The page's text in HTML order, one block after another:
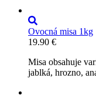
Ovocná misa 1kg
19.90 €
Misa obsahuje
jablká, hrozno,